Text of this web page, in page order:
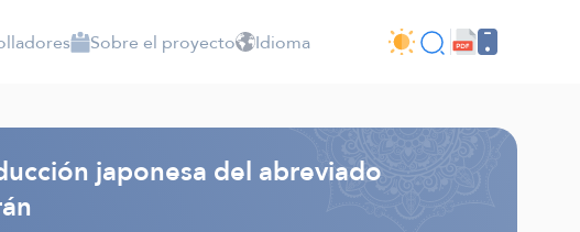
Sobre el proyecto Idioma
japonesa del abreviado